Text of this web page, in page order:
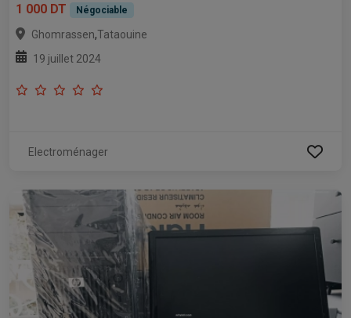
1 000 DT
Négociable
Ghomrassen,Tataouine
19 juillet 2024
Electroménager